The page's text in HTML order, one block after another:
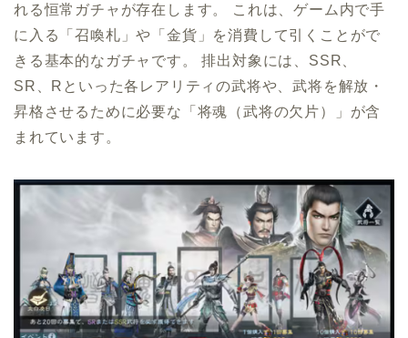
れる恒常ガチャが存在します。 これは、ゲーム内で手
に入る「召喚札」や「金貨」を消費して引くことがで
きる基本的なガチャです。 排出対象には、SSR、
SR、Rといった各レアリティの武将や、武将を解放・
昇格させるために必要な「将魂（武将の欠片）」が含
まれています。